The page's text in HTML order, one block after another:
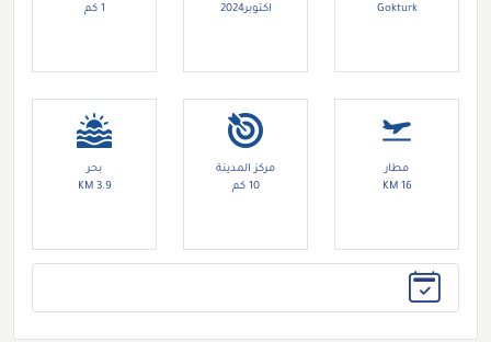
Gokturk
اكتوبر2024
1 كم
مطار
16 KM
مركز المدينة
10 كم
بحر
3.9 KM